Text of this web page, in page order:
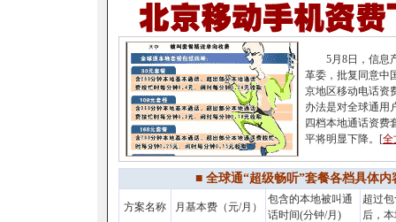
5月8日，信息
革委，批复同意中
京地区移动电话资
办法是对全球通用
四档本地通话资
平将明显下降。[全
■ 全球通“超级畅听”套餐各档具体内
方案名称 月基本费（元/月）
包含的本地被叫通
话时间(分钟/月)
超过
后，